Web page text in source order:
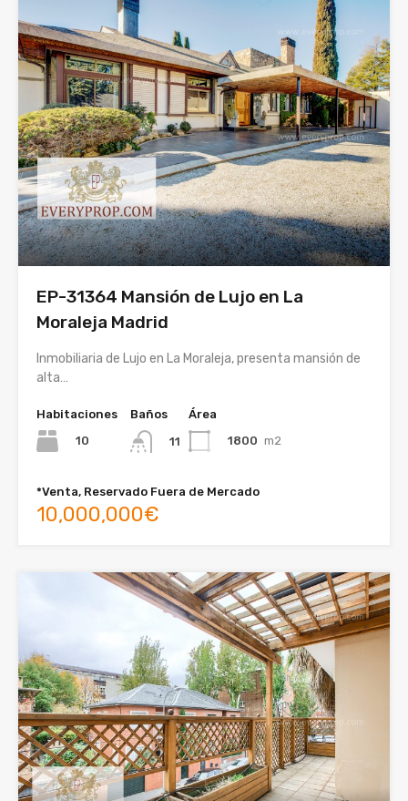
EP-31364 Mansión de Lujo en La
Moraleja Madrid
Inmobiliaria de Lujo en La Moraleja, presenta mansión de
alta…
Habitaciones
10
Baños
11
Área
1800 m2
*Venta, Reservado Fuera de Mercado
10,000,000€